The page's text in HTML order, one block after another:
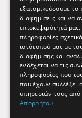
εξατομικεύσουμε το
διαφημίσεις και να
επισκεψιμότητά
πληροφορίες
ιστότοπού μας με
διαφήμισης και
ενδέχεται να τις
πληροφορίες που
που έχουν συλλέξει
υπηρεσιών τους από
Απορρήτου